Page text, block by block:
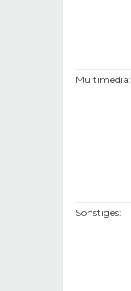
Multimedia:
Sonstiges: